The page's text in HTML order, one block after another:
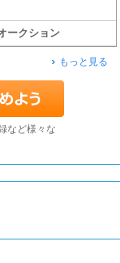
ークション
もっと見る
など様々な